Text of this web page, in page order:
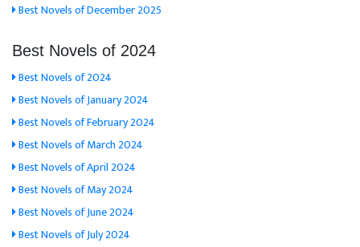
Best Novels of December 2025
Best Novels of 2024
Best Novels of 2024
Best Novels of January 2024
Best Novels of February 2024
Best Novels of March 2024
Best Novels of April 2024
Best Novels of May 2024
Best Novels of June 2024
Best Novels of July 2024